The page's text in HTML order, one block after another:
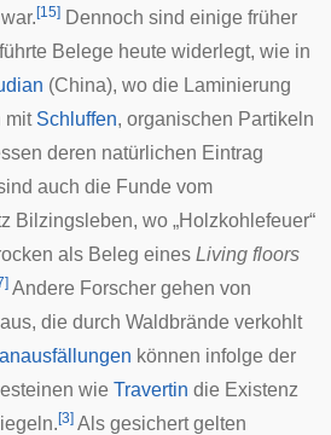
[15] Dennoch sind einige früher
Belege heute widerlegt, wie in
(China), wo die Laminierung
mit Schluffen, organischen Partikeln
deren natürlichen Eintrag
auch die Funde vom
Bilzingsleben, wo „Holzkohlefeuer“
als Beleg eines Living floors
] Andere Forscher gehen von
die durch Waldbrände verkohlt
können infolge der
wie Travertin die Existenz
[3] Als gesichert gelten